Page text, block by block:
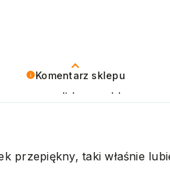
Komentarz sklepu
przeszedł
przepiękny, taki właśnie